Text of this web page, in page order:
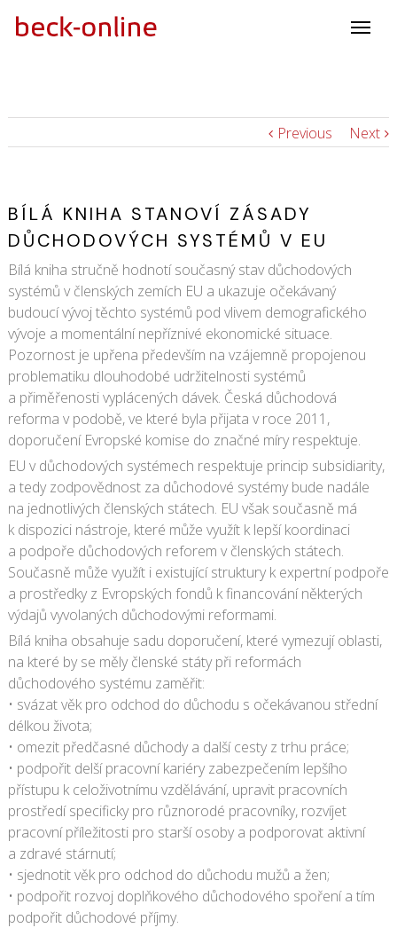
Previous Next
BÍLÁ KNIHA STANOVÍ ZÁSADY
DŮCHODOVÝCH SYSTÉMŮ V EU
Bílá kniha stručně hodnotí současný stav důchodových
systémů v členských zemích EU a ukazuje očekávaný
budoucí vývoj těchto systémů pod vlivem demografického
vývoje a momentální nepříznivé ekonomické situace.
Pozornost je upřena především na vzájemně propojenou
problematiku dlouhodobé udržitelnosti systémů
a přiměřenosti vyplácených dávek. Česká důchodová
reforma v podobě, ve které byla přijata v roce 2011,
doporučení Evropské komise do značné míry respektuje.
EU v důchodových systémech respektuje princip subsidiarity,
a tedy zodpovědnost za důchodové systémy bude nadále
na jednotlivých členských státech. EU však současně má
k dispozici nástroje, které může využít k lepší koordinaci
a podpoře důchodových reforem v členských státech.
Současně může využít i existující struktury k expertní podpoře
a prostředky z Evropských fondů k financování některých
výdajů vyvolaných důchodovými reformami.
Bílá kniha obsahuje sadu doporučení, které vymezují oblasti,
na které by se měly členské státy při reformách
důchodového systému zaměřit:
• svázat věk pro odchod do důchodu s očekávanou střední
délkou života;
• omezit předčasné důchody a další cesty z trhu práce;
• podpořit delší pracovní kariéry zabezpečením lepšího
přístupu k celoživotnímu vzdělávání, upravit pracovních
prostředí specificky pro různorodé pracovníky, rozvíjet
pracovní příležitosti pro starší osoby a podporovat aktivní
a zdravé stárnutí;
• sjednotit věk pro odchod do důchodu mužů a žen;
• podpořit rozvoj doplňkového důchodového spoření a tím
podpořit důchodové příjmy.